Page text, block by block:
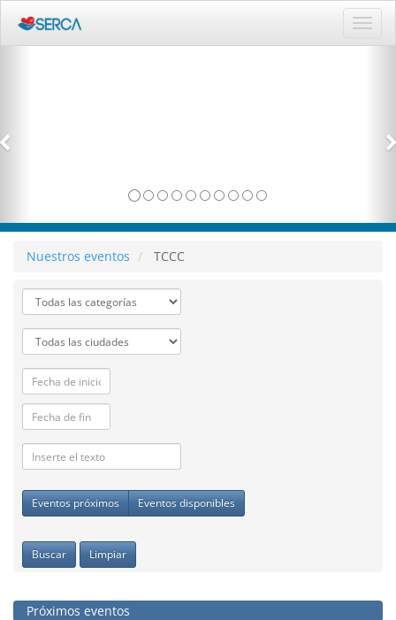
Nuestros eventos TCCC
Eventos próximos Eventos disponibles
Buscar Limpiar
Próximos eventos